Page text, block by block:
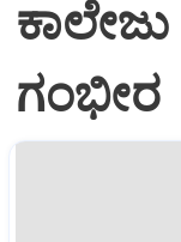
ಗಂಭೀರ